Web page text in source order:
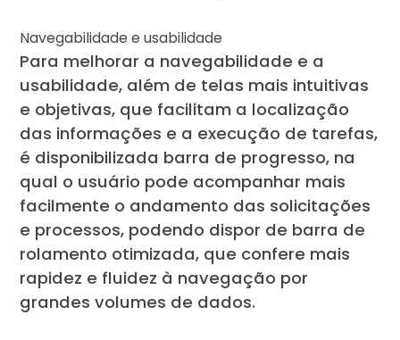
Navegabilidade e usabilidade
Para melhorar a navegabilidade e a
usabilidade, além de telas mais intuitivas
e objetivas, que facilitam a localização
das informações e a execução de tarefas,
é disponibilizada barra de progresso, na
qual o usuário pode acompanhar mais
facilmente o andamento das solicitações
e processos, podendo dispor de barra de
rolamento otimizada, que confere mais
rapidez e fluidez à navegação por
grandes volumes de dados.